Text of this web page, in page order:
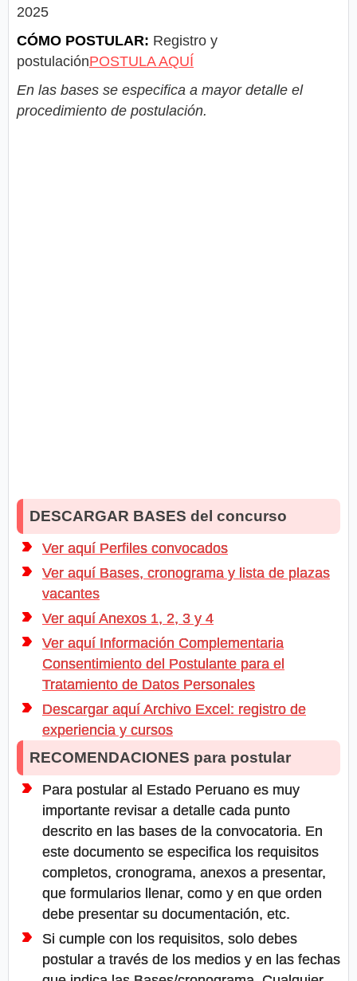
2025
CÓMO POSTULAR: Registro y
postulaciónPOSTULA AQUÍ
En las bases se especifica a mayor detalle el
procedimiento de postulación.
DESCARGAR BASES del concurso
Ver aquí Perfiles convocados
Ver aquí Bases, cronograma y lista de plazas
vacantes
Ver aquí Anexos 1, 2, 3 y 4
Ver aquí Información Complementaria
Consentimiento del Postulante para el
Tratamiento de Datos Personales
Descargar aquí Archivo Excel: registro de
experiencia y cursos
RECOMENDACIONES para postular
Para postular al Estado Peruano es muy
importante revisar a detalle cada punto
descrito en las bases de la convocatoria. En
este documento se especifica los requisitos
completos, cronograma, anexos a presentar,
que formularios llenar, como y en que orden
debe presentar su documentación, etc.
Si cumple con los requisitos, solo debes
postular a través de los medios y en las fechas